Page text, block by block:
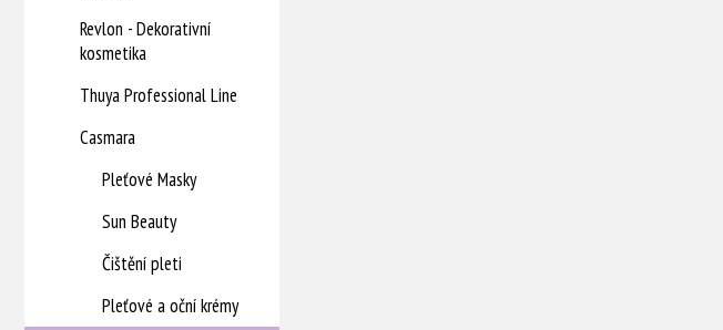
Revlon - Dekorativní
kosmetika
Thuya Professional Line
Casmara
Pleťové Masky
Sun Beauty
Čištění pleti
Pleťové a oční krémy